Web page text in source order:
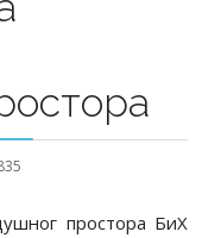
простора БиХ